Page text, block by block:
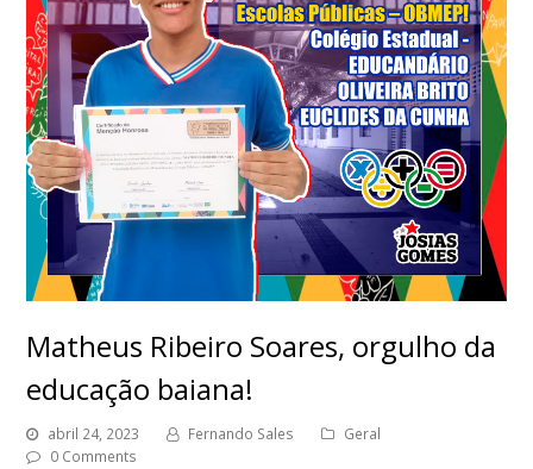
Matheus Ribeiro Soares, orgulho da
educação baiana!
abril 24, 2023 Fernando Sales
Geral
0 Comments